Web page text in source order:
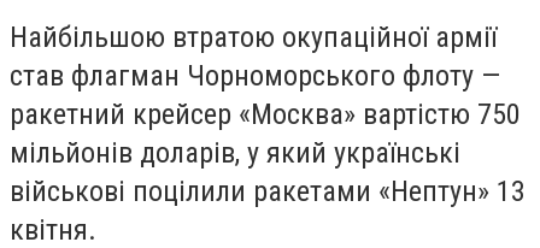
Найбільшою втратою окупаційної армії
став флагман Чорноморського флоту —
ракетний крейсер «Москва» вартістю 750
мільйонів доларів, у який українські
військові поцілили ракетами «Нептун» 13
квітня.